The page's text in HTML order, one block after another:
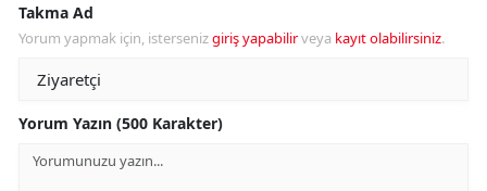
Takma Ad
Yorum yapmak için, istersenizgiriş yapabilirveya kayıt olabilirsiniz.
Yorum Yazın (500 Karakter)